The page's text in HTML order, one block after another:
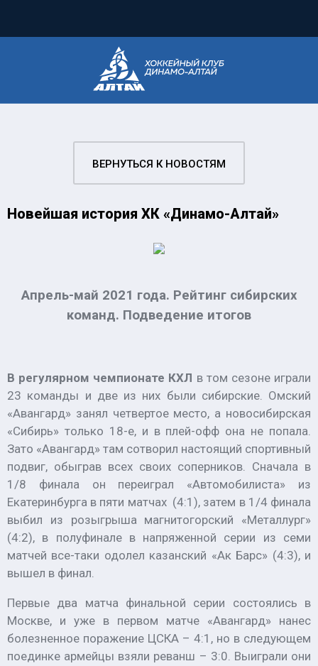
ВЕРНУТЬСЯ К НОВОСТЯМ
Новейшая история ХК «Динамо-Алтай»
Апрель-май 2021 года. Рейтинг сибирских
команд. Подведение итогов
В регулярном чемпионате КХЛ в том сезоне играли
23 команды и две из них были сибирские. Омский
«Авангард» занял четвертое место, а новосибирская
«Сибирь» только 18-е, и в плей-офф она не попала.
Зато «Авангард» там сотворил настоящий спортивный
подвиг, обыграв всех своих соперников. Сначала в
1/8 финала он переиграл «Автомобилиста» из
Екатеринбурга в пяти матчах (4:1), затем в 1/4 финала
выбил из розыгрыша магнитогорский «Металлург»
(4:2), в полуфинале в напряженной серии из семи
матчей все-таки одолел казанский «Ак Барс» (4:3), и
вышел в финал.
Первые два матча финальной серии состоялись в
Москве, и уже в первом матче «Авангард» нанес
болезненное поражение ЦСКА – 4:1, но в следующем
поединке армейцы взяли реванш – 3:0. Выиграли они